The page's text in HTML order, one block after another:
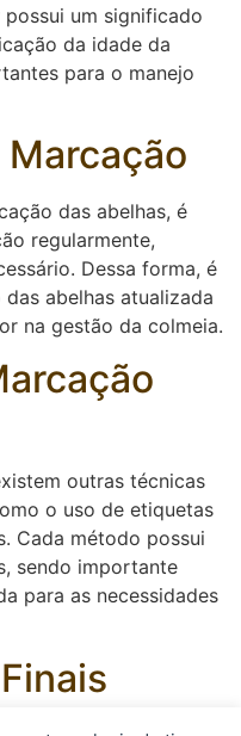
um significado
da idade da
para o manejo
das abelhas, é
regularmente,
Dessa forma, é
abelhas atualizada
na gestão da colmeia.
outras técnicas
o uso de etiquetas
Cada método possui
sendo importante
para as necessidades